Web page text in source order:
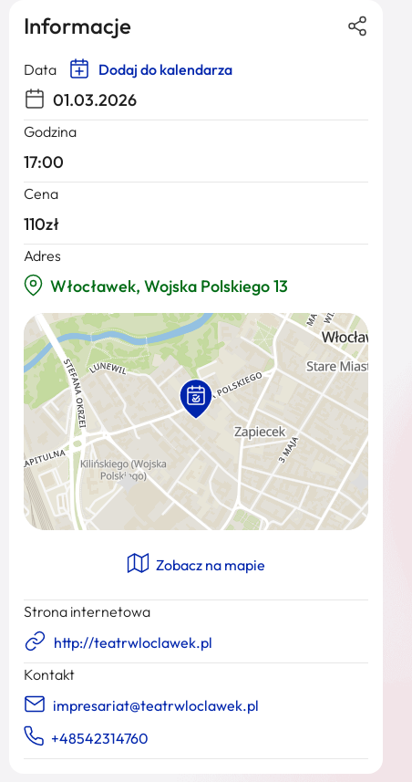
Informacje
Data Dodaj do kalendarza
01.03.2026
Godzina
17:00
Cena
110zł
Adres
Włocławek, Wojska Polskiego 13
Zobacz na mapie
Strona internetowa
http://teatrwloclawek.pl
Kontakt
impresariat@teatrwloclawek.pl
+48542314760